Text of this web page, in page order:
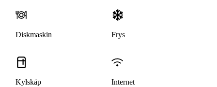
Diskmaskin Frys
Kylskåp Internet